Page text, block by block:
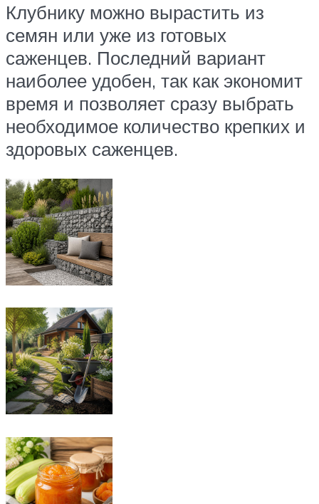
Клубнику можно вырастить из
семян или уже из готовых
саженцев. Последний вариант
наиболее удобен, так как экономит
время и позволяет сразу выбрать
необходимое количество крепких и
здоровых саженцев.